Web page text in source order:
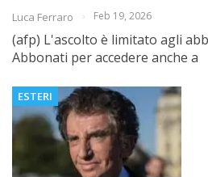
Luca Ferraro Feb 19, 2026
(afp) L'ascolto è limitato agli
Abbonati per accedere anche a
ESTERI